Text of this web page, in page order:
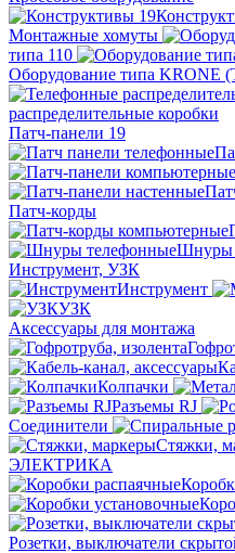
Монтажные хомуты
типа 110
Оборудование типа KRONE
распределительные коробки
Патч-панели 19
Патч-корды
Шнуры
Инструмент, УЗК
Инструмент
УЗК
Аксессуары для монтажа
Колпачки
Разъемы RJ
Соединители
Стяжки,
ЭЛЕКТРИКА
Розетки, выключатели